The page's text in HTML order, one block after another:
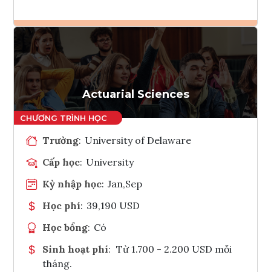
Ghi danh
Tham vấn Interlink
Actuarial Sciences
Trường: University of Delaware
Cấp học: University
Kỳ nhập học: Jan,Sep
Học phí: 39,190 USD
Học bổng: Có
Sinh hoạt phí: Từ 1.700 - 2.200 USD mỗi
tháng.